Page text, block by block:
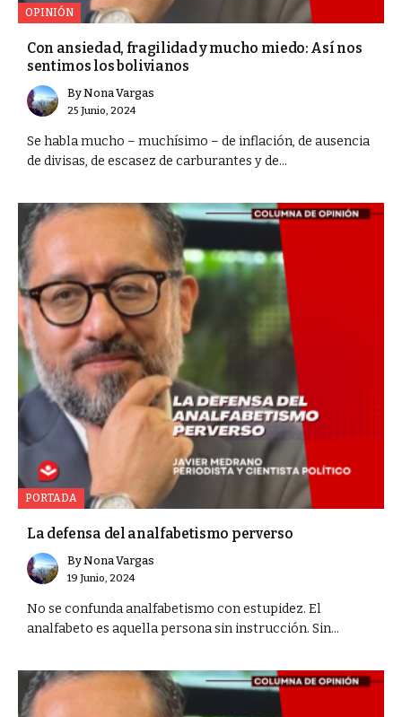
OPINIÓN
Con ansiedad, fragilidad y mucho miedo: Así nos
sentimos los bolivianos
ByNona Vargas
25 Junio, 2024
Se habla mucho – muchísimo – de inflación, de ausencia
de divisas, de escasez de carburantes y de...
PORTADA
La defensa del analfabetismo perverso
ByNona Vargas
19 Junio, 2024
No se confunda analfabetismo con estupidez. El
analfabeto es aquella persona sin instrucción. Sin...